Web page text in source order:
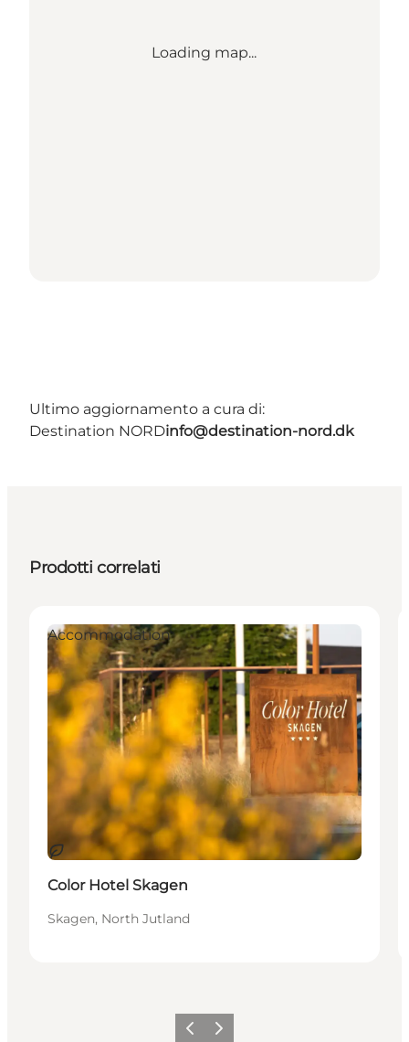
Loading map...
Ultimo aggiornamento a cura di:
Destination NORDinfo@destination-nord.dk
Prodotti correlati
Sostenibile
Accommodation
Color Hotel Skagen
Skagen, North Jutland
Precedente
Avanti